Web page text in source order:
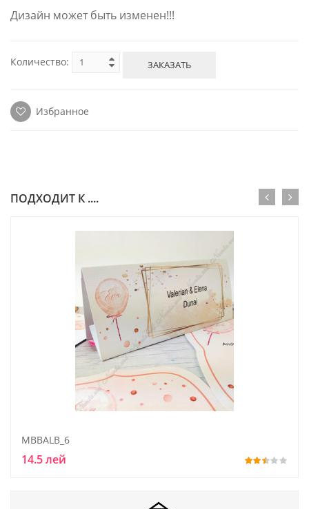
Дизайн может быть изменен!!!
Количество: ЗАКАЗАТЬ
Избранное
ПОДХОДИТ К ....
MBBALB_6
14.5 лей